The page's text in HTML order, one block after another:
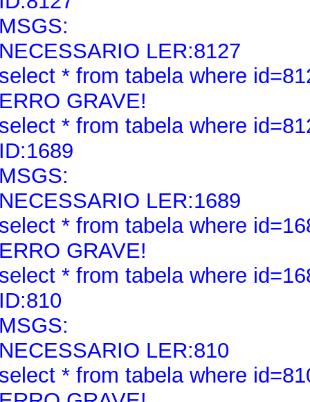
LER:8127
* from tabela where
GRAVE!
* from tabela where
LER:1689
* from tabela where
GRAVE!
* from tabela where
LER:810
* from tabela where